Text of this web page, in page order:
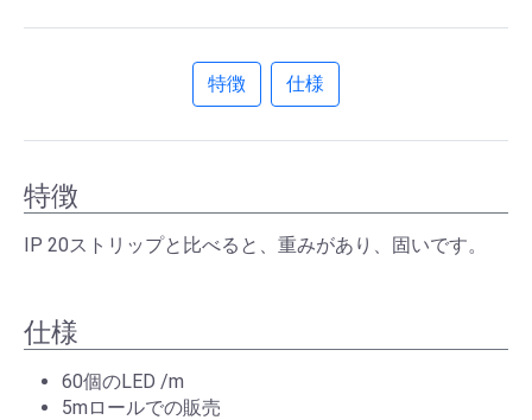
特徴 仕様
特徴
IP 20ストリップと比べると、重みがあり、固いです。
仕様
60個のLED /m
5mロールでの販売